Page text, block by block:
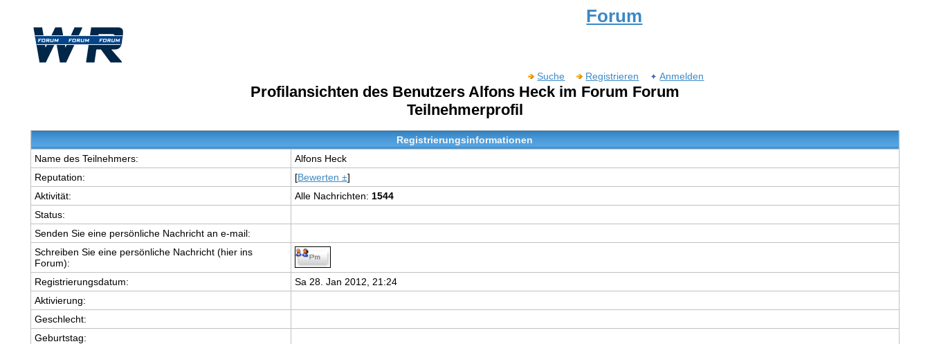
Forum
Suche Registrieren Anmelden
Profilansichten des Benutzers Alfons Heck im Forum Forum
Teilnehmerprofil
Registrierungsinformationen
Name des Teilnehmers:
Alfons Heck
Reputation:
[Bewerten ±]
Aktivität:
Alle Nachrichten: 1544
Status:
Senden Sie eine persönliche Nachricht an e-mail:
Schreiben Sie eine persönliche Nachricht (hier ins
Forum):
Registrierungsdatum:
Sa 28. Jan 2012, 21:24
Aktivierung:
Geschlecht:
Geburtstag: